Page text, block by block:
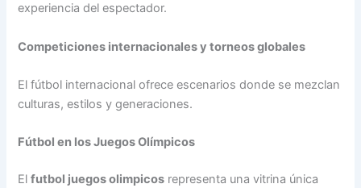
experiencia del espectador.
Competiciones internacionales y torneos globales
El fútbol internacional ofrece escenarios donde se mezclan
culturas, estilos y generaciones.
Fútbol en los Juegos Olímpicos
Elfutbol juegos olimpicos representa una vitrina única